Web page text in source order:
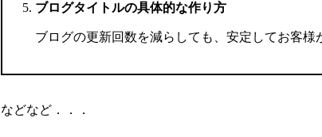
ブログタイトルの具体的な作り方
ブログの更新回数を減らしても、安定してお客様
などなど．．．